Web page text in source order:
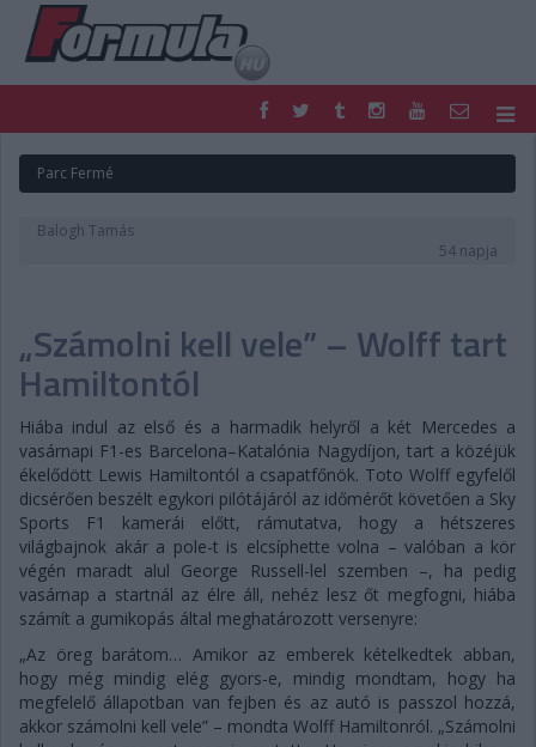
FORMULA
MOTOR
NEMZETKÖZI
DIGITÁLIS MAGAZIN
PONTÁLLÁSOK
VERSENYNAPTÁRAK
Parc Fermé
Balogh Tamás
54 napja
„Számolni kell vele” – Wolff tart
Hamiltontól
Hiába indul az első és a harmadik helyről a két Mercedes a
vasárnapi F1-es Barcelona–Katalónia Nagydíjon, tart a közéjük
ékelődött Lewis Hamiltontól a csapatfőnök. Toto Wolff egyfelől
dicsérően beszélt egykori pilótájáról az időmérőt követően a Sky
Sports F1 kamerái előtt, rámutatva, hogy a hétszeres
világbajnok akár a pole-t is elcsíphette volna – valóban a kör
végén maradt alul George Russell-lel szemben –, ha pedig
vasárnap a startnál az élre áll, nehéz lesz őt megfogni, hiába
számít a gumikopás által meghatározott versenyre:
„Az öreg barátom… Amikor az emberek kételkedtek abban,
hogy még mindig elég gyors-e, mindig mondtam, hogy ha
megfelelő állapotban van fejben és az autó is passzol hozzá,
akkor számolni kell vele” – mondta Wolff Hamiltonról. „Számolni